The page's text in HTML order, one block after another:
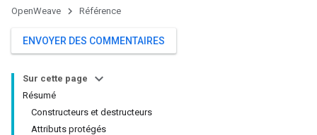
OpenWeave Référence
ENVOYER DES COMMENTAIRES
Sur cette page
Résumé
Constructeurs et destructeurs
Attributs protégés